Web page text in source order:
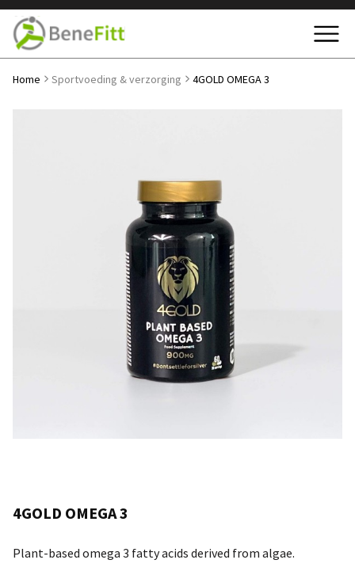
Home Sportvoeding & verzorging 4GOLD OMEGA 3
4GOLD OMEGA 3
Plant-based omega 3 fatty acids derived from algae.